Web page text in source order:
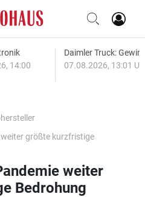
14:00
Daimler Truck:
07.08.2026, 13:01
weiter größte kurzfristige
weiter
Bedrohung